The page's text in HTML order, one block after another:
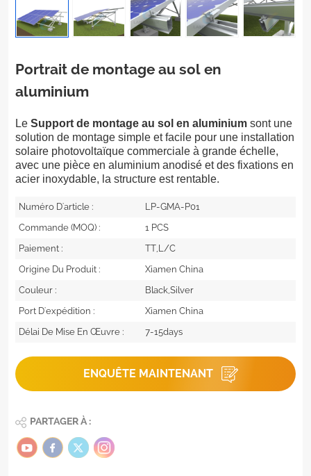
Portrait de montage au sol en
aluminium
Le Support de montage au sol en aluminium sont une
solution de montage simple et facile pour une installation
solaire photovoltaïque commerciale à grande échelle,
avec une pièce en aluminium anodisé et des fixations en
acier inoxydable, la structure est rentable.
Numéro D'article :
LP-GMA-P01
Commande (MOQ) :
1 PCS
Paiement :
TT,L/C
Origine Du Produit :
Xiamen China
Couleur :
Black,Silver
Port D'expédition :
Xiamen China
Délai De Mise En Œuvre :
7-15days
ENQUÊTE MAINTENANT
PARTAGER À :